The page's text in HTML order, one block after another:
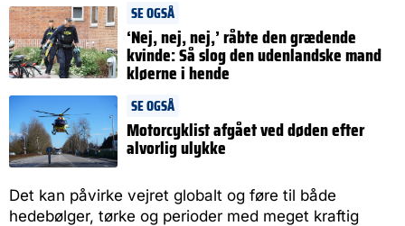
SE OGSÅ
‘Nej, nej, nej,’ råbte den grædende
kvinde: Så slog den udenlandske mand
kløerne i hende
SE OGSÅ
Motorcyklist afgået ved døden efter
alvorlig ulykke
Det kan påvirke vejret globalt og føre til både
hedebølger, tørke og perioder med meget kraftig